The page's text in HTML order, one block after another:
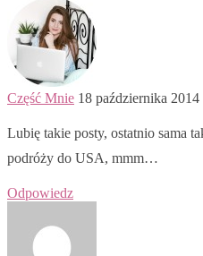
Część Mnie 18 października
Lubię takie posty, ostatnio sama
podróży do USA, mmm…
Odpowiedz